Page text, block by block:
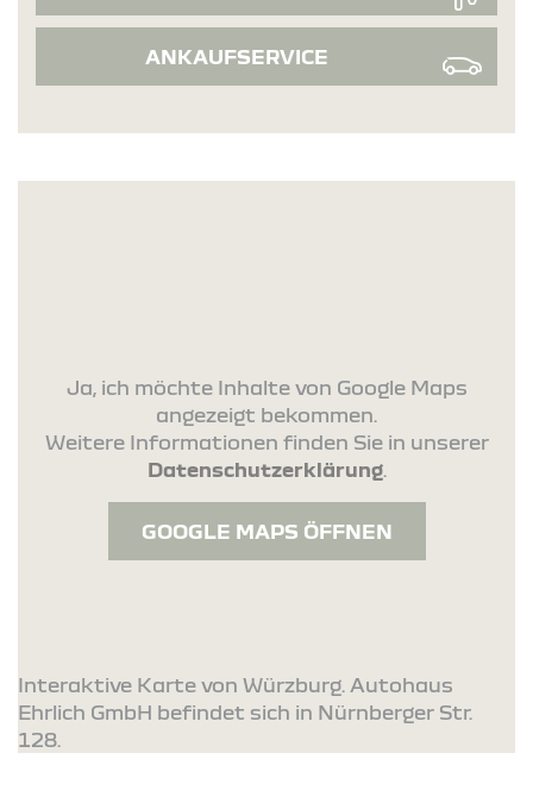
ANKAUFSERVICE
Ja, ich möchte Inhalte von Google Maps
angezeigt bekommen.
Weitere Informationen finden Sie in unserer
Datenschutzerklärung.
GOOGLE MAPS ÖFFNEN
Interaktive Karte von Würzburg. Autohaus
Ehrlich GmbH befindet sich in Nürnberger Str.
128.